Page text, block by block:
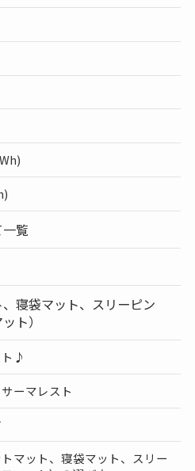
覧
寝袋マット、スリーピン
ト）
ト♪
ーマレスト
マット、寝袋マット、スリー